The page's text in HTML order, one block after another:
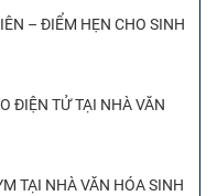
– ĐIỂM HẸN CHO SINH
ĐIỆN TỬ TẠI NHÀ VĂN
TẠI NHÀ VĂN HÓA SINH